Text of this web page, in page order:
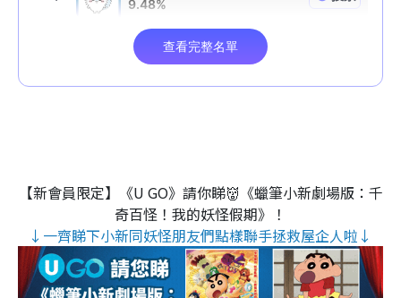
【新會員限定】《U GO》請你睇👹《蠟筆小新劇場版：千
奇百怪！我的妖怪假期》！
↓一齊睇下小新同妖怪朋友們點樣聯手拯救屋企人啦↓